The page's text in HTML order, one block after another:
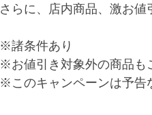
さらに、店内商品、激お値
※諸条件あり
※お値引き対象外の商品も
※このキャンペーンは予告